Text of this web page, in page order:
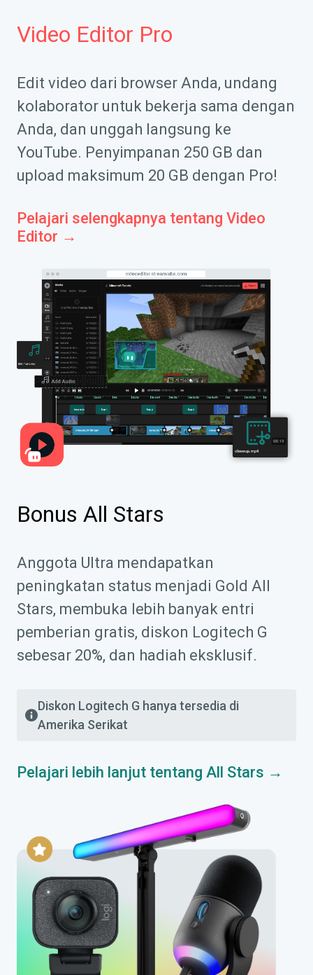
Video Editor Pro
Edit video dari browser Anda, undang
kolaborator untuk bekerja sama dengan
Anda, dan unggah langsung ke
YouTube. Penyimpanan 250 GB dan
upload maksimum 20 GB dengan Pro!
Pelajari selengkapnya tentang Video
Editor →
Bonus All Stars
Anggota Ultra mendapatkan
peningkatan status menjadi Gold All
Stars, membuka lebih banyak entri
pemberian gratis, diskon Logitech G
sebesar 20%, dan hadiah eksklusif.
Diskon Logitech G hanya tersedia di
Amerika Serikat
Pelajari lebih lanjut tentang All Stars →